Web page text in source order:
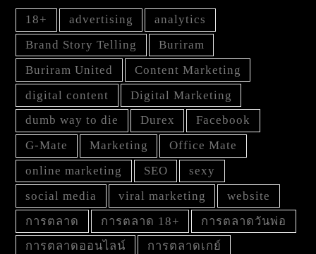
18+ advertising
analytics
Brand Story Telling
Buriram
Buriram United
Content Marketing
digital content
Digital Marketing
dumb way to die
Durex
Facebook
G-Mate
Marketing
Office Mate
online marketing
SEO
sexy
social media
viral marketing
website
การตลาด
การตลาด 18+
การตลาดวันพ่อ
การตลาดออนไลน์
การตลาดเกย์